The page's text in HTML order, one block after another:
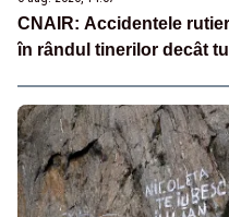
CNAIR: Accidentele
în rândul tinerilor decât